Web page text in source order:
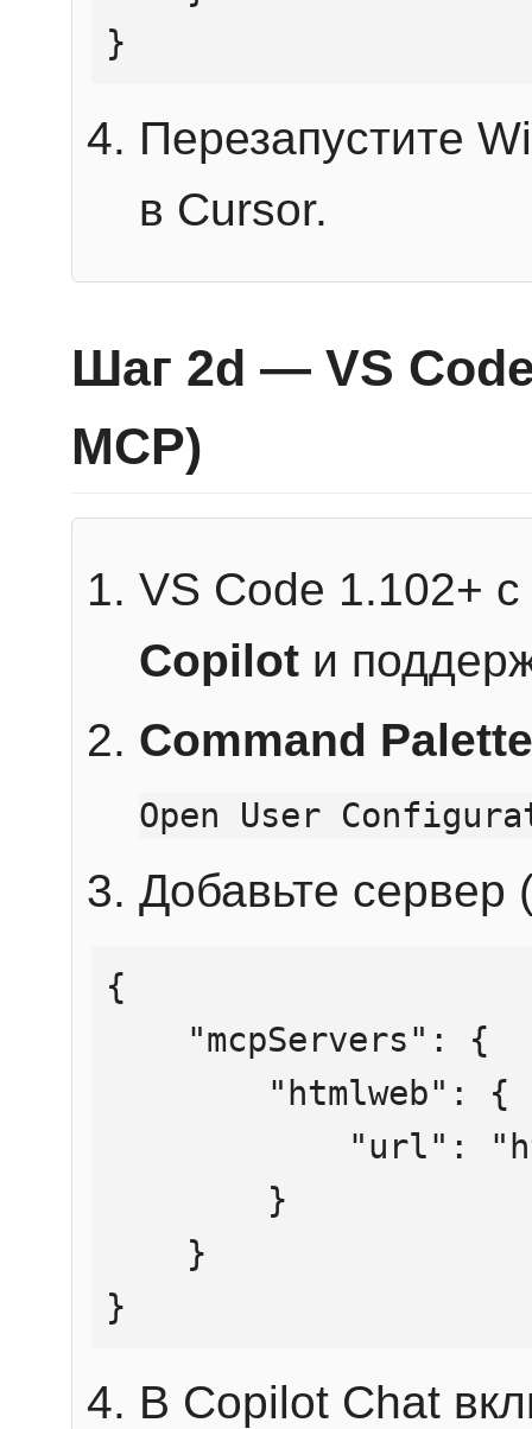
}
Перезапустите
в Cursor.
Шаг 2d — VS
MCP)
VS Code 1.102+
Copilot и
Command Palette
Open User
Добавьте сервер
{
}
В Copilot Chat